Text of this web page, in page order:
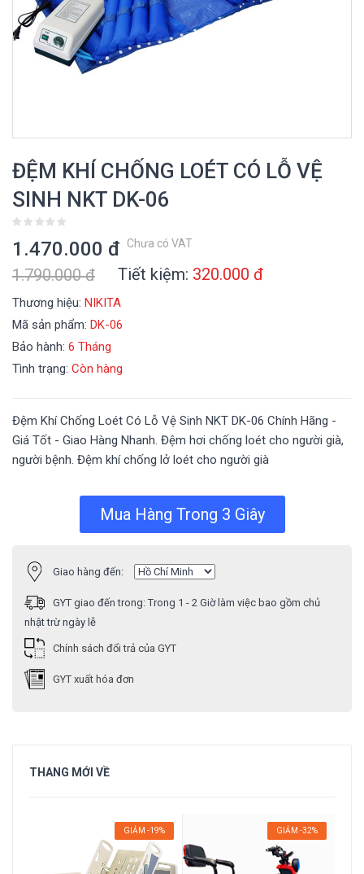
ĐỆM KHÍ CHỐNG LOÉT CÓ LỖ VỆ
SINH NKT DK-06
1.470.000 đ Chưa có VAT
1.790.000 đ Tiết kiệm: 320.000 đ
Thương hiệu: NIKITA
Mã sản phẩm: DK-06
Bảo hành: 6 Tháng
Tình trạng: Còn hàng
Đệm Khí Chống Loét Có Lỗ Vệ Sinh NKT DK-06 Chính Hãng -
Giá Tốt - Giao Hàng Nhanh. Đệm hơi chống loét cho người già,
người bệnh. Đệm khí chống lở loét cho người già
Mua Hàng Trong 3 Giây
Giao hàng đến:
GYT giao đến trong:Trong 1 - 2 Giờ làm việc bao gồm chủ
nhật trừ ngày lễ
Chính sách đổi trả của GYT
GYT xuất hóa đơn
THANG MỚI VỀ
GIẢM -19% GIẢM -32%